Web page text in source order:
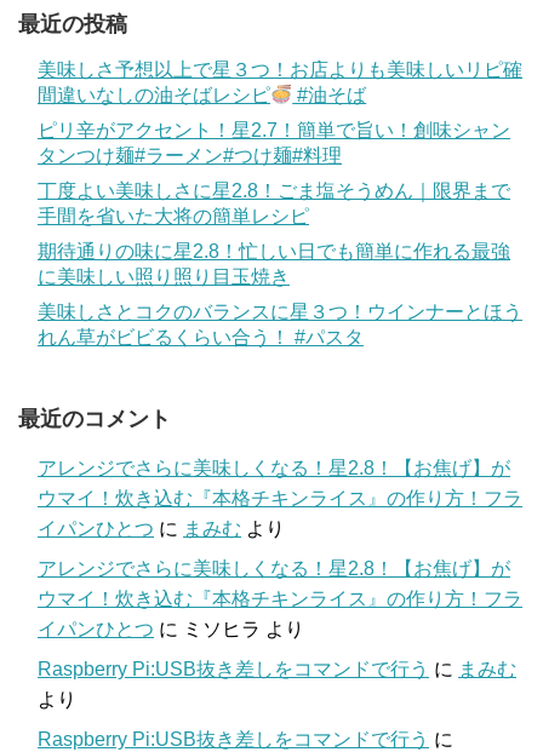
最近の投稿
美味しさ予想以上で星３つ！お店よりも美味しいリピ確
間違いなしの油そばレシピ
#油そば
ピリ辛がアクセント！星2.7！簡単で旨い！創味シャン
タンつけ麺#ラーメン#つけ麺#料理
丁度よい美味しさに星2.8！ごま塩そうめん｜限界まで
手間を省いた大将の簡単レシピ
期待通りの味に星2.8！忙しい日でも簡単に作れる最強
に美味しい照り照り目玉焼き
美味しさとコクのバランスに星３つ！ウインナーとほう
れん草がビビるくらい合う！ #パスタ
最近のコメント
アレンジでさらに美味しくなる！星2.8！【お焦げ】が
ウマイ！炊き込む『本格チキンライス』の作り方！フラ
イパンひとつ に まみむ より
アレンジでさらに美味しくなる！星2.8！【お焦げ】が
ウマイ！炊き込む『本格チキンライス』の作り方！フラ
イパンひとつ に ミソヒラ より
Raspberry Pi:USB抜き差しをコマンドで行う に まみむ
より
Raspberry Pi:USB抜き差しをコマンドで行う に